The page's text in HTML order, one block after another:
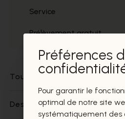
Service
Prélèvement gratuit
Tout sur ce produit
Des questions sur ce
Préférences
Pour garantir le
optimal de notre site
systématiquement des